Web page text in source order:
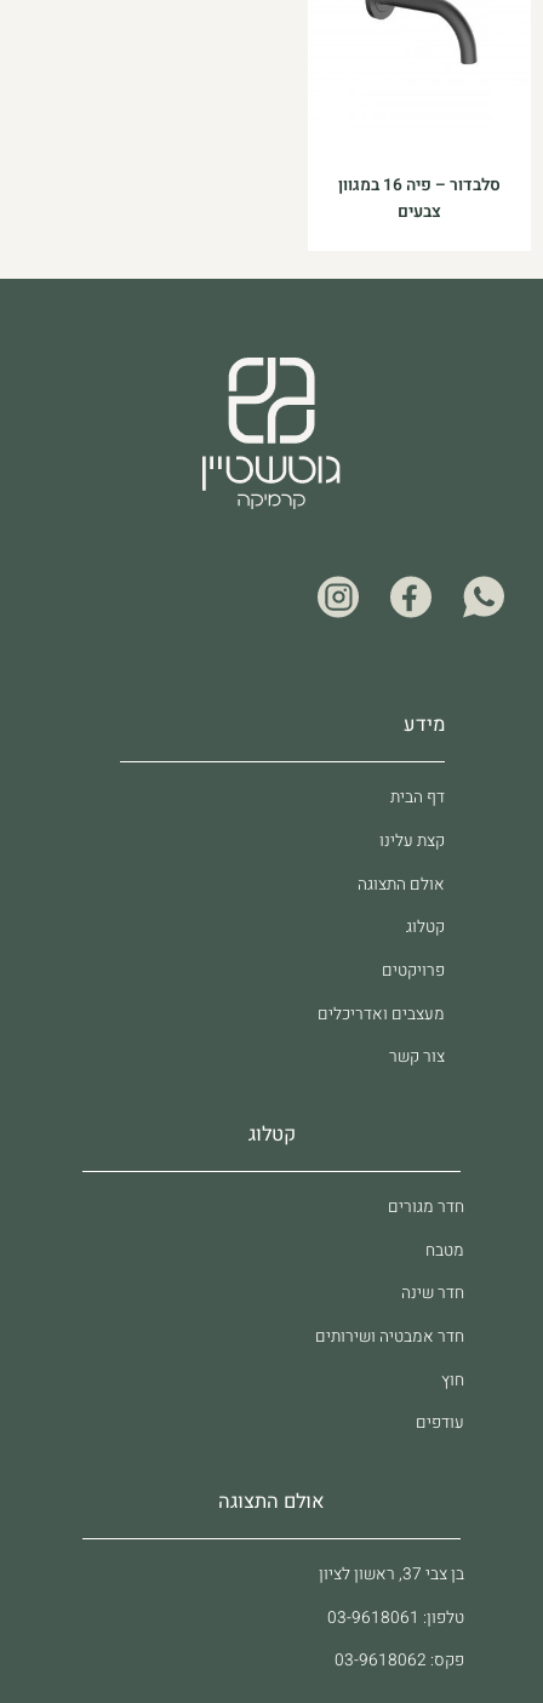
סלבדור – פיה 16 במגוון
צבעים
מידע
דף הבית
קצת עלינו
אולם התצוגה
קטלוג
פרויקטים
מעצבים ואדריכלים
צור קשר
קטלוג
חדר מגורים
מטבח
חדר שינה
חדר אמבטיה ושירותים
חוץ
עודפים
אולם התצוגה
בן צבי 37, ראשון לציון
טלפון: 03-9618061
פקס: 03-9618062